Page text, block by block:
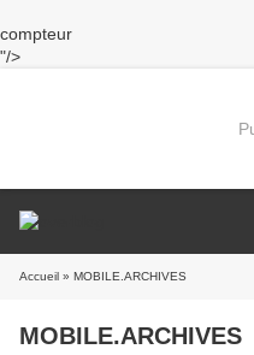
compteur
"/>
Accueil » MOBILE.ARCHIVES
MOBILE.ARCHIVES